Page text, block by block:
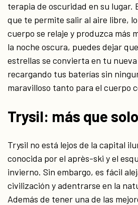
terapia de oscuridad en su lugar.
que te permite salir al aire libre,
cuerpo se relaje y produzca más
la noche oscura, puedes dejar
estrellas se convierta en tu
recargando tus baterías sin
maravilloso tanto para el cuerpo
Trysil: más que
Trysil no está lejos de la capital
conocida por el après-ski y el
invierno. Sin embargo, es fácil
civilización y adentrarse en la
Además de tener una de las